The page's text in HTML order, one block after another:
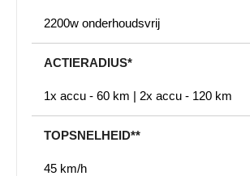
2200w onderhoudsvrij
ACTIERADIUS*
1x accu - 60 km | 2x accu - 120 km
TOPSNELHEID**
45 km/h